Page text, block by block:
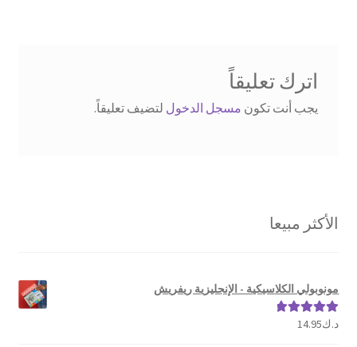
اترك تعليقاً
يجب أنت تكون مسجل الدخول لتضيف تعليقاً.
الأكثر مبيعا
مونوبولي الكلاسيكية - الإنجليزية ريفريش
تم التقييم
د.ك14.95